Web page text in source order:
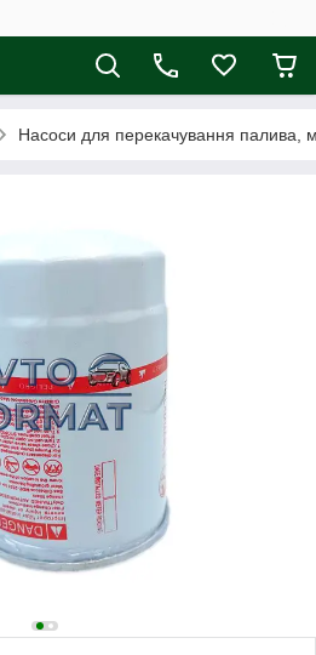
Насоси для перекачування палива,